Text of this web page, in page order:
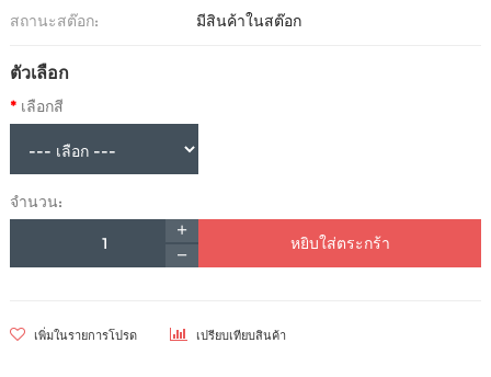
สถานะสต๊อก:
มีสินค้าในสต๊อก
ตัวเลือก
เลือกสี
จำนวน:
หยิบใส่ตระกร้า
เพิ่มในรายการโปรด เปรียบเทียบสินค้า